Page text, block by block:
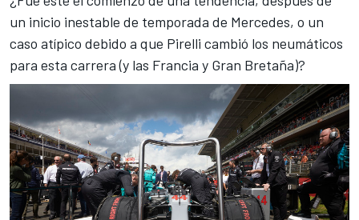
un inicio inestable de temporada de Mercedes, o un
caso atípico debido a que Pirelli cambió los neumáticos
para esta carrera(y las Francia y Gran Bretaña)?